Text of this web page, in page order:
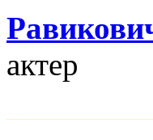
актер